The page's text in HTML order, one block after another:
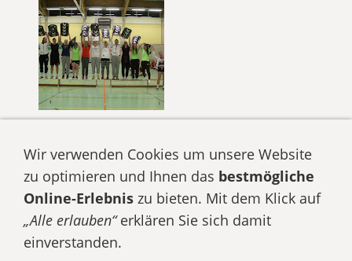
Datenschutz
Wir verwenden Cookies um unsere Website
zu optimieren und Ihnen das bestmögliche
Online-Erlebnis zu bieten. Mit dem Klick auf
„Alle erlauben“erklären Sie sich damit
einverstanden.